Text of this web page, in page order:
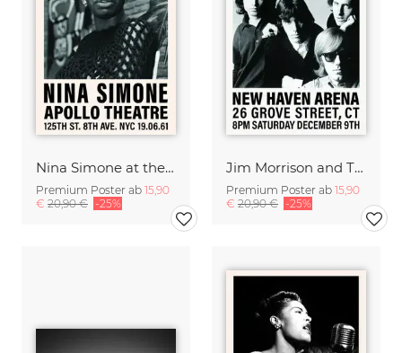
Nina Simone at the Apollo Theatre
Premium Poster ab 15,90
€ 20,90 € -25%
Jim Morrison and The Doors - New Haven Arena
Premium Poster ab 15,90
€ 20,90 € -25%